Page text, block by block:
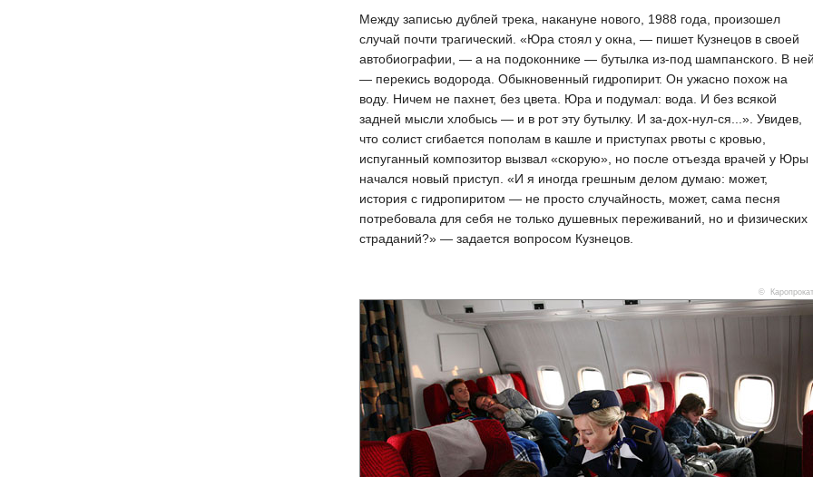
Между записью дублей трека, накануне нового, 1988 года, произошел
случай почти трагический. «Юра стоял у окна, — пишет Кузнецов в своей
автобиографии, — а на подоконнике — бутылка из-под шампанского. В
— перекись водорода. Обыкновенный гидропирит. Он ужасно похож на
воду. Ничем не пахнет, без цвета. Юра и подумал: вода. И без всякой
задней мысли хлобысь — и в рот эту бутылку. И за-дох-нул-ся...». Увидев,
что солист сгибается пополам в кашле и приступах рвоты с кровью,
испуганный композитор вызвал «скорую», но после отъезда врачей у Юры
начался новый приступ. «И я иногда грешным делом думаю: может,
история с гидропиритом — не просто случайность, может, сама песня
потребовала для себя не только душевных переживаний, но и физических
страданий?» — задается вопросом Кузнецов.
© Каропрокат